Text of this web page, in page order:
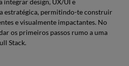
Javascript
24
integrar design, UX/UI e
estratégica, permitindo-te construir
e visualmente impactantes. No
os primeiros passos rumo a uma
Stack.